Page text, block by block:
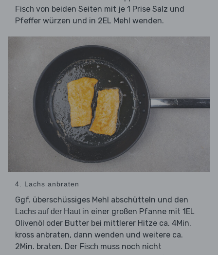
Fisch von beiden Seiten mit je 1 Prise Salz und
Pfeffer würzen und in 2EL Mehl wenden.
4. Lachs anbraten
Ggf. überschüssiges Mehl abschütteln und den
Lachs auf der Haut in einer großen Pfanne mit 1EL
Olivenöl oder Butter bei mittlerer Hitze ca. 4Min.
kross anbraten, dann wenden und weitere ca.
2Min. braten. Der Fisch muss noch nicht